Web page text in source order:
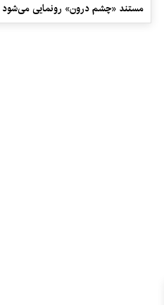
مستند «چشم درون» رونمایی می‌شود